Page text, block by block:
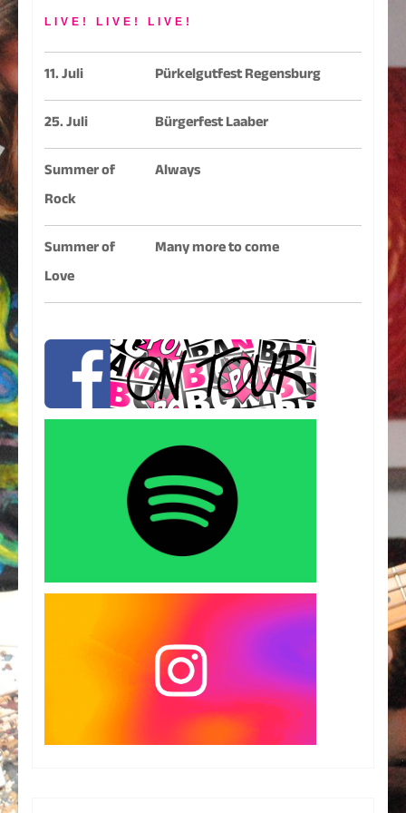
LIVE! LIVE! LIVE!
11. Juli
Pürkelgutfest Regensburg
25. Juli
Bürgerfest Laaber
Summer of
Rock
Always
Summer of
Love
Many more to come